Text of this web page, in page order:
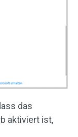
das
aktiviert ist,